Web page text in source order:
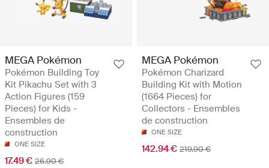
MEGA Pokémon
Pokémon Building Toy
Kit Pikachu Set with 3
Action Figures (159
Pieces) for Kids -
Ensembles de
construction
ONE SIZE
17.49 € 26.90 €
MEGA Pokémon
Pokémon Charizard
Building Kit with Motion
(1664 Pieces) for
Collectors - Ensembles
de construction
ONE SIZE
142.94 € 219.90 €